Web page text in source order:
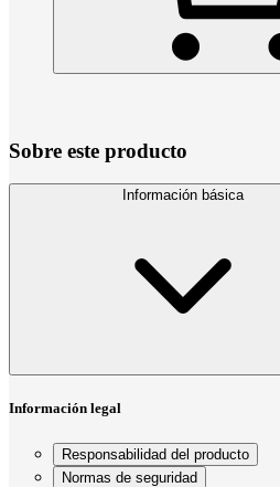
Sobre este producto
Información básica
Información legal
Responsabilidad del producto
Normas de seguridad